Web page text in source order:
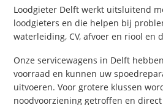
Loodgieter Delft werkt uitsluitend
loodgieters en die helpen bij
waterleiding, CV, afvoer en riool en
Onze servicewagens in Delft
voorraad en kunnen uw
uitvoeren. Voor grotere klussen
noodvoorziening getroffen en